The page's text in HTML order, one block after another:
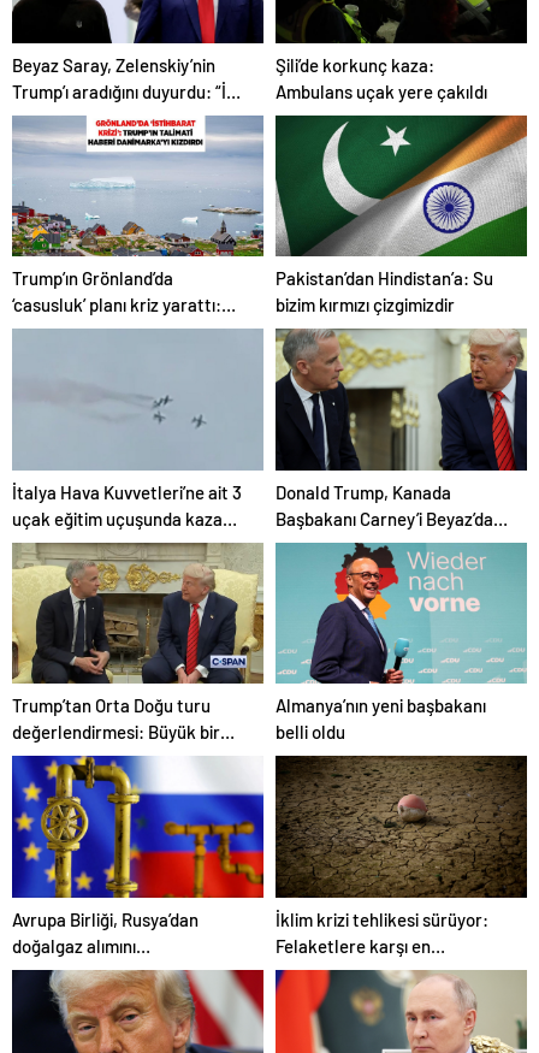
Beyaz Saray, Zelenskiy’nin
Trump’ı aradığını duyurdu: “İyi
ve verimli bir görüşme oldu”
Şili’de korkunç kaza:
Ambulans uçak yere çakıldı
Trump’ın Grönland’da
‘casusluk’ planı kriz yarattı:
Danimarka ABD elçisini
Pakistan’dan Hindistan’a: Su
bizim kırmızı çizgimizdir
İtalya Hava Kuvvetleri’ne ait 3
uçak eğitim uçuşunda kaza
yaptı
Donald Trump, Kanada
Başbakanı Carney’i Beyaz’da
ağırladı
Trump’tan Orta Doğu turu
değerlendirmesi: Büyük bir
duyuru yapacağız
Almanya’nın yeni başbakanı
belli oldu
Avrupa Birliği, Rusya’dan
doğalgaz alımını
sonlandıracak
İklim krizi tehlikesi sürüyor:
Felaketlere karşı en
savunmasız şehirler